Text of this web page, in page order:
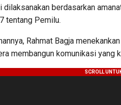
berdasarkan
tentang Pemilu.
Rahmat Bagja
membangun komunikasi yang